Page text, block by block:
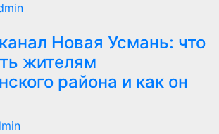
Новая Усмань: что
жителям
района и как он